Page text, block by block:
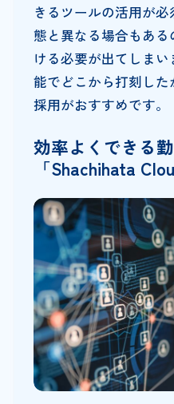
きるツールの活用が
態と異なる場合もあ
ける必要が出てしま
能でどこから打刻し
採用がおすすめです。
効率よくできる
「Shachihata